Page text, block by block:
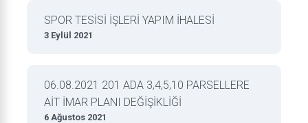
SPOR TESİSİ İŞLERİ YAPIM İHALESİ
3 Eylül 2021
06.08.2021 201 ADA 3,4,5,10 PARSELLERE
AİT İMAR PLANI DEĞİŞİKLİĞİ
6 Ağustos 2021